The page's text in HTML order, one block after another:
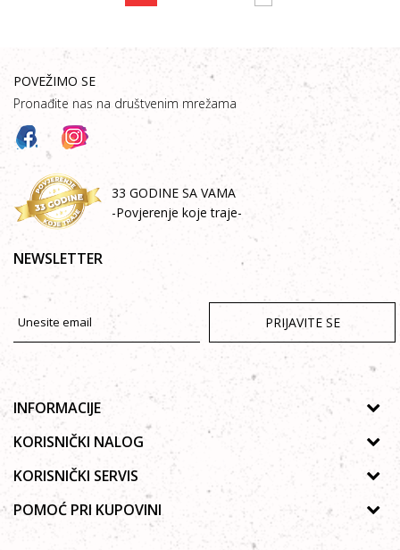
POVEŽIMO SE
Pronađite nas na društvenim mrežama
33 GODINE SA VAMA
-Povjerenje koje traje-
NEWSLETTER
PRIJAVITE SE
INFORMACIJE
O nama
Galerija
Saradnja
KORISNIČKI NALOG
Uputstvo za registraciju
Zaboravljena lozinka
Poručivanje
KORISNIČKI SERVIS
Politika privatnosti
Autorska prava
POMOĆ PRI KUPOVINI
Kako kupiti online?